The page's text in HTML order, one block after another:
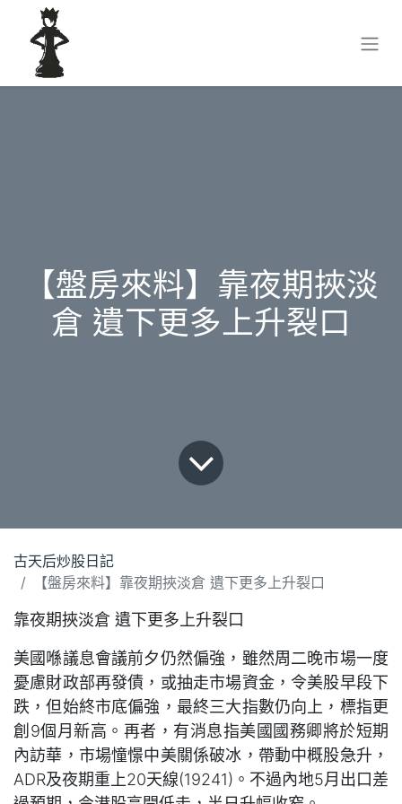
【盤房來料】靠夜期挾淡
倉 遺下更多上升裂口
古天后炒股日記
【盤房來料】靠夜期挾淡倉 遺下更多上升裂口
靠夜期挾淡倉 遺下更多上升裂口
美國喺議息會議前夕仍然偏強，雖然周二晚市場一度
憂慮財政部再發債，或抽走市場資金，令美股早段下
跌，但始終市底偏強，最終三大指數仍向上，標指更
創9個月新高。再者，有消息指美國國務卿將於短期
內訪華，市場憧憬中美關係破冰，帶動中概股急升，
ADR及夜期重上20天線(19241)。不過內地5月出口差